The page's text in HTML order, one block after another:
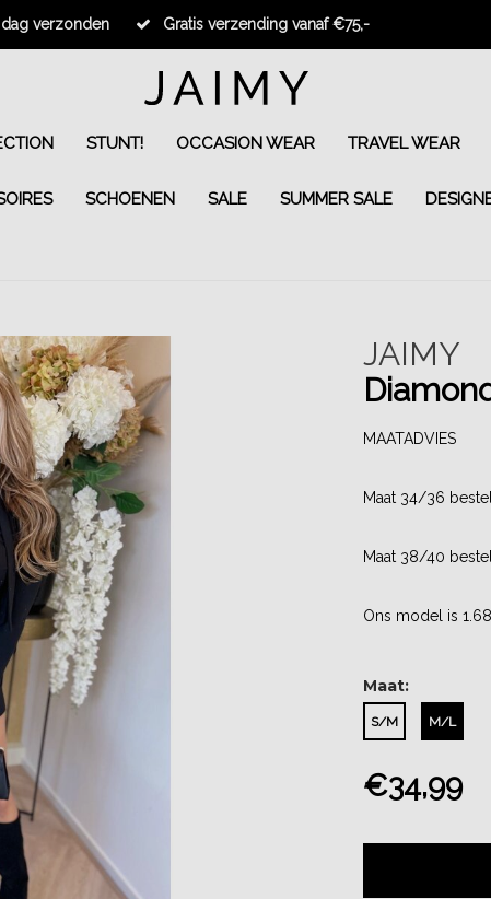
verzonden Gratis verzending vanaf €75,-
STUNT! OCCASION WEAR TRAVEL WEAR
SCHOENEN SALE SUMMER SALE
JAIMY
MAATADVIES
Maat 34/36
Maat 38/40
Ons model is
Maat:
S/M M/L
€34,99